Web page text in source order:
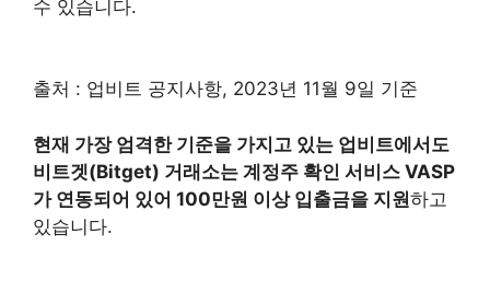
수 있습니다.
출처 : 업비트 공지사항, 2023년 11월 9일 기준
현재 가장 엄격한 기준을 가지고 있는 업비트에서도
비트겟(Bitget) 거래소는 계정주 확인 서비스 VASP
가 연동되어 있어 100만원 이상 입출금을 지원하고
있습니다.